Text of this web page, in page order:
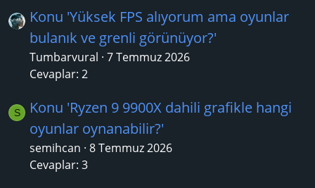
Konu 'Yüksek FPS alıyorum ama oyunlar
bulanık ve grenli görünüyor?'
Tumbarvural 7 Temmuz 2026
Cevaplar: 2
S
Konu 'Ryzen 9 9900X dahili grafikle hangi
oyunlar oynanabilir?'
semihcan 8 Temmuz 2026
Cevaplar: 3